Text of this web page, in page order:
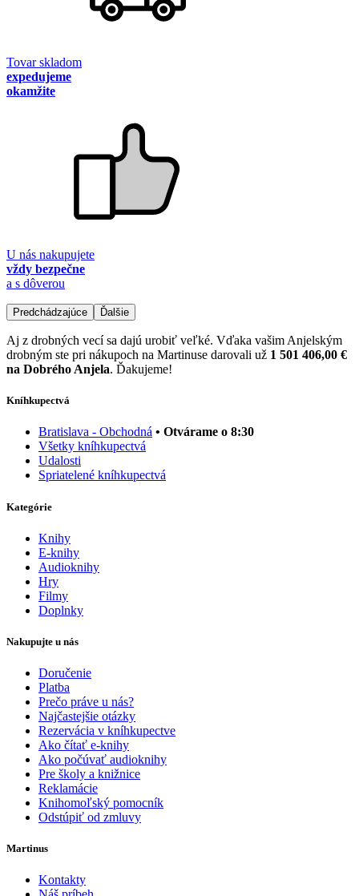
Tovar skladom
expedujeme
okamžite
U nás nakupujete
vždy bezpečne
a s dôverou
Predchádzajúce Ďalšie
Aj z drobných vecí sa dajú urobiť veľké. Vďaka vašim Anjelským
drobným ste pri nákupoch na Martinuse darovali už 1 501 406,00 €
na Dobrého Anjela. Ďakujeme!
Kníhkupectvá
Bratislava - Obchodná • Otvárame o 8:30
Všetky kníhkupectvá
Udalosti
Spriatelené kníhkupectvá
Kategórie
Knihy
E-knihy
Audioknihy
Hry
Filmy
Doplnky
Nakupujte u nás
Doručenie
Platba
Prečo práve u nás?
Najčastejšie otázky
Rezervácia v kníhkupectve
Ako čítať e-knihy
Ako počúvať audioknihy
Pre školy a knižnice
Reklamácie
Knihomoľský pomocník
Odstúpiť od zmluvy
Martinus
Kontakty